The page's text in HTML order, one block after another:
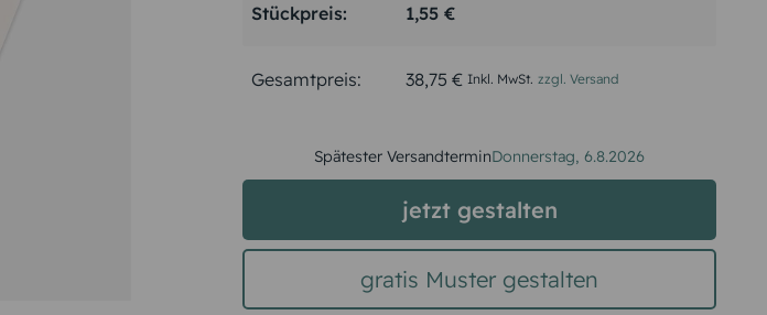
Stückpreis: 1,55 €
Gesamtpreis: 38,75 € Inkl. MwSt. zzgl. Versand
Spätester VersandterminDonnerstag, 6.8.2026
jetzt gestalten
gratis Muster gestalten